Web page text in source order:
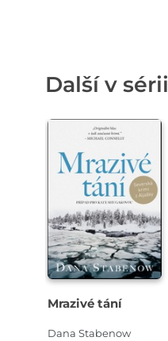
Další v sérii
Mrazivé tání
Dana Stabenow